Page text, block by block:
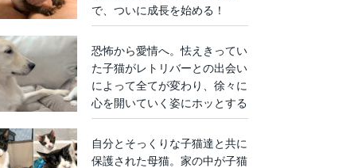
で、ついに成長を始める！
恐怖から愛情へ。怯えきってい
た子猫がレトリバーとの出会い
によって全てが変わり、徐々に
心を開いていく姿にホッとする
自分とそっくりな子猫達と共に
保護された母猫。家の中が子猫